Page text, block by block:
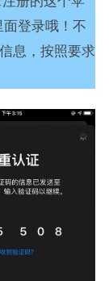
登录哦！不
息，按照要求